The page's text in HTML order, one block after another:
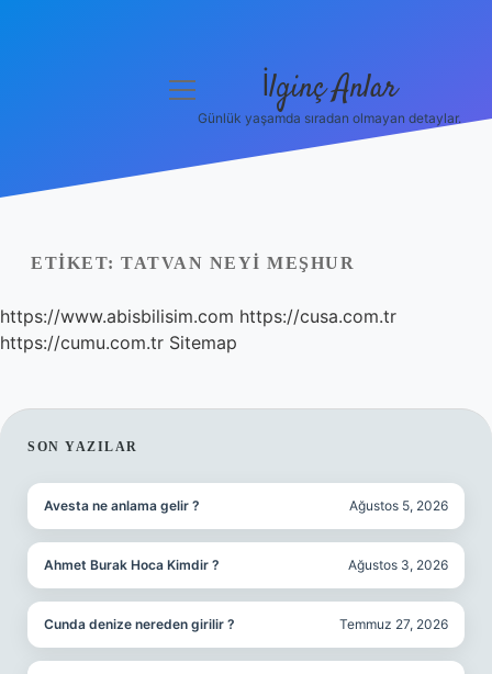
Yasal Uyarı
Hakkımızda
menüyü
İlginç Anlar
Günlük yaşamda sıradan olmayan detaylar.
ETIKET: TATVAN NEYI MEŞHUR
https://www.abisbilisim.com https://cusa.com.tr
https://cumu.com.tr Sitemap
SIDEBAR
SON YAZILAR
Avesta ne anlama gelir ? Ağustos 5, 2026
Ahmet Burak Hoca Kimdir ? Ağustos 3, 2026
Cunda denize nereden girilir ? Temmuz 27, 2026